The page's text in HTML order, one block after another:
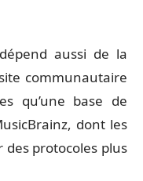
aussi de la
communautaire
qu’une base de
dont les
protocoles plus